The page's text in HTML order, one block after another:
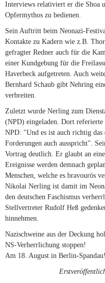
Interviews relativiert er die Shoa
Opfermythos zu bedienen.
Sein Auftritt beim Neonazi-
Kontakte zu Kadern wie z.B.
gefragter Redner auch für die
einer Kundgebung für die
Haverbeck aufgetreten. Auch
Bernhard Schaub gibt Nehring
verbreiten.
Zuletzt wurde Nerling zum
(NPD) eingeladen. Dort
NPD: "Und es ist auch richtig
Forderungen auch ausspricht".
Vortrag deutlich. Er glaubt an
Ereignisse werden demnach
Menschen, welche es bravourös
Nikolai Nerling ist damit im
den deutschen Faschismus
Stellvertreter Rudolf Heß
hinnehmen.
Nazischweine aus der Deckung
NS-Verherrlichung stoppen!
Am 18. August in Berlin-